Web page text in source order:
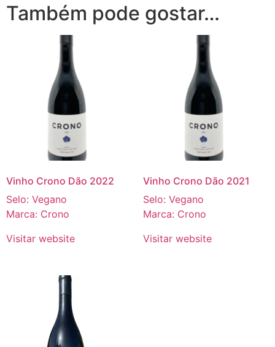
Também pode gostar…
Vinho Crono Dão 2022
Selo: Vegano
Marca: Crono
Visitar website
Vinho Crono Dão 2021
Selo: Vegano
Marca: Crono
Visitar website